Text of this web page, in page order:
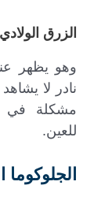
الزرق الولادي
وهو يظهر
نادر لا
مشكلة في
للعين.
الجلوكوما